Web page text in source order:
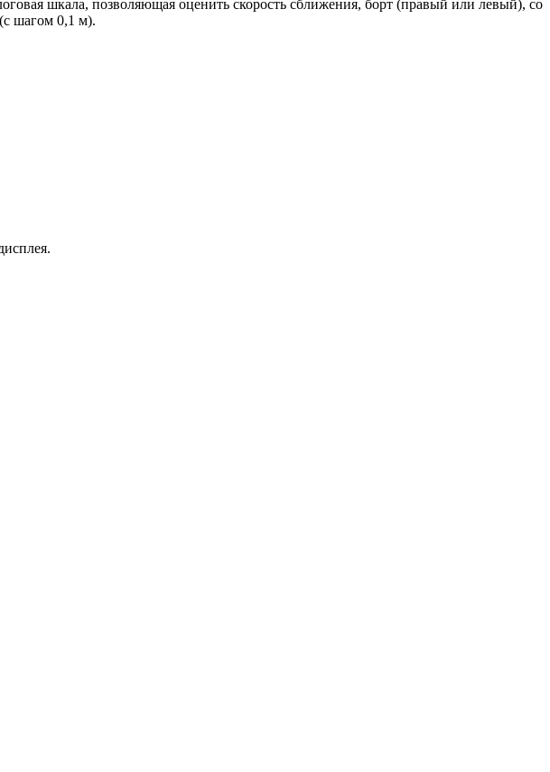
шкала, позволяющая оценить скорость сближения, борт (правый или левый), со
шагом 0,1 м).